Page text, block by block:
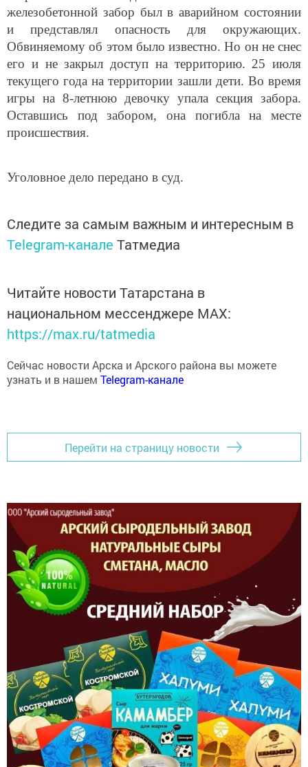
железобетонной забор был в аварийном состоянии
и представлял опасность для окружающих.
Обвиняемому об этом было известно. Но он не снес
его и не закрыл доступ на территорию. 25 июля
текущего года на территории зашли дети. Во время
игры на 8-летнюю девочку упала секция забора.
Оставшись под забором, она погибла на месте
происшествия.
Уголовное дело передано в суд.
Следите за самым важным и интересным в
Telegram-канале Татмедиа
Читайте новости Татарстана в
национальном мессенджере MАХ:
https://max.ru/tatmedia
Сейчас новости Арска и Арского района вы можете
узнать и в нашем Telegram-канале
Перейти на страницу новости